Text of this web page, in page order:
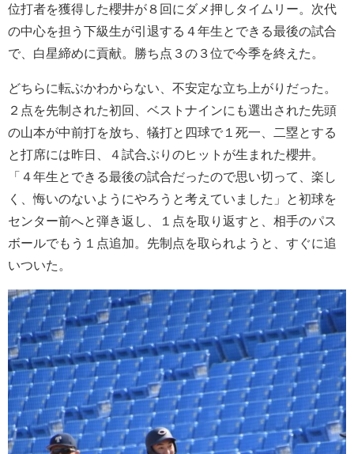
位打者を獲得した櫻井が８回にダメ押しタイムリー。次代
の中心を担う下級生が引退する４年生とできる最後の試合
で、白星締めに貢献。勝ち点３の３位で今季を終えた。
どちらに転ぶかわからない、不安定な立ち上がりだった。
２点を先制された初回、ベストナインにも選出された先頭
の山本が中前打を放ち、犠打と四球で１死一、二塁とする
と打席には昨日、４試合ぶりのヒットが生まれた櫻井。
「４年生とできる最後の試合だったので思い切って、楽し
く、悔いのないようにやろうと考えていました」と初球を
センター前へと弾き返し、１点を取り返すと、相手のパス
ボールでもう１点追加。先制点を取られようと、すぐに追
いついた。